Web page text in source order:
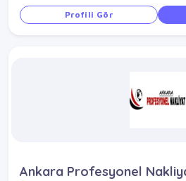
Profili Gör
Ankara Profesyonel